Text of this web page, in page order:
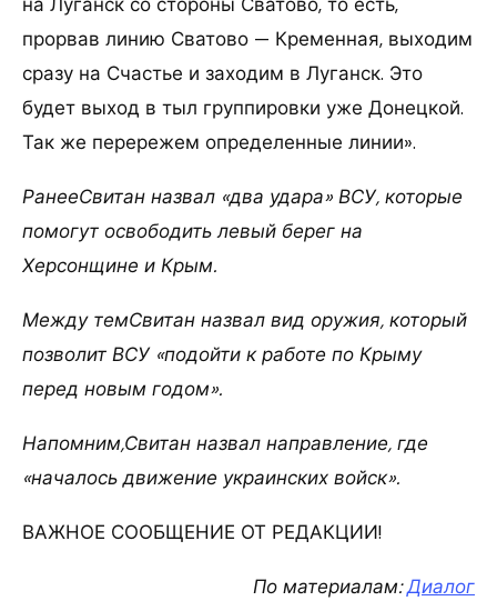
прорвав линию Сватово — Кременная, выходим
сразу на Счастье и заходим в Луганск. Это
будет выход в тыл группировки уже Донецкой.
Так же перережем определенные линии».
РанееСвитан назвал «два удара» ВСУ, которые
помогут освободить левый берег на
Херсонщине и Крым.
Между темСвитан назвал вид оружия, который
позволит ВСУ «подойти к работе по Крыму
перед новым годом».
Напомним,Свитан назвал направление, где
«началось движение украинских войск».
ВАЖНОЕ СООБЩЕНИЕ ОТ РЕДАКЦИИ!
По материалам:Диалог